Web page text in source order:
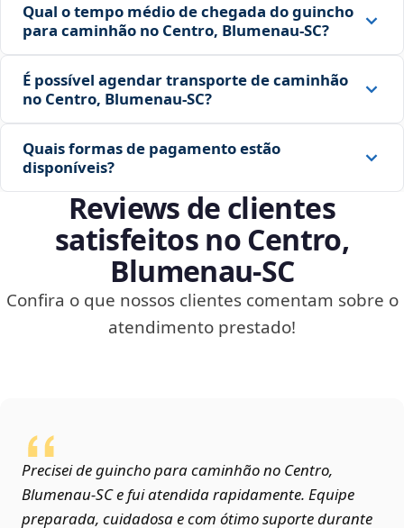
Qual o tempo médio de chegada do guincho
para caminhão no Centro, Blumenau‑SC?
É possível agendar transporte de caminhão
no Centro, Blumenau‑SC?
Quais formas de pagamento estão
disponíveis?
Reviews de clientes
satisfeitos no Centro,
Blumenau‑SC
Confira o que nossos clientes comentam sobre o
atendimento prestado!
Precisei de guincho para caminhão no Centro,
Blumenau‑SC e fui atendida rapidamente. Equipe
preparada, cuidadosa e com ótimo suporte durante